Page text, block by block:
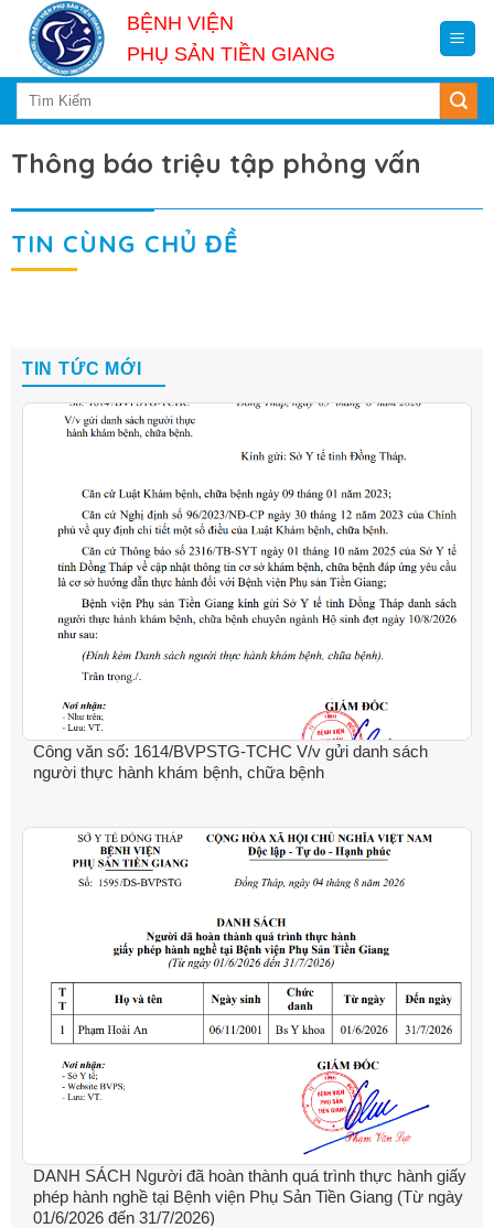
content
BỆNH VIỆN
PHỤ SẢN TIỀN GIANG
Thông báo triệu tập phỏng vấn
TIN CÙNG CHỦ ĐỀ
TIN TỨC MỚI
Công văn số: 1614/BVPSTG-TCHC V/v gửi danh sách
người thực hành khám bệnh, chữa bệnh
DANH SÁCH Người đã hoàn thành quá trình thực hành giấy
phép hành nghề tại Bệnh viện Phụ Sản Tiền Giang (Từ ngày
01/6/2026 đến 31/7/2026)